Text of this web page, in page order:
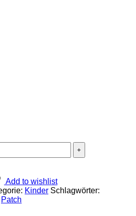
Add to wishlist
Kinder Schlagwörter:
Patch